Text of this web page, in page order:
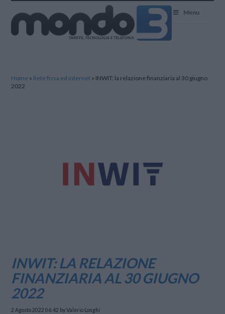
Menu
Home » Rete fissa ed internet » INWIT: la relazione finanziaria al 30 giugno
2022
INWIT: LA RELAZIONE
FINANZIARIA AL 30 GIUGNO
2022
2 Agosto 2022 06:42 by Valerio Longhi